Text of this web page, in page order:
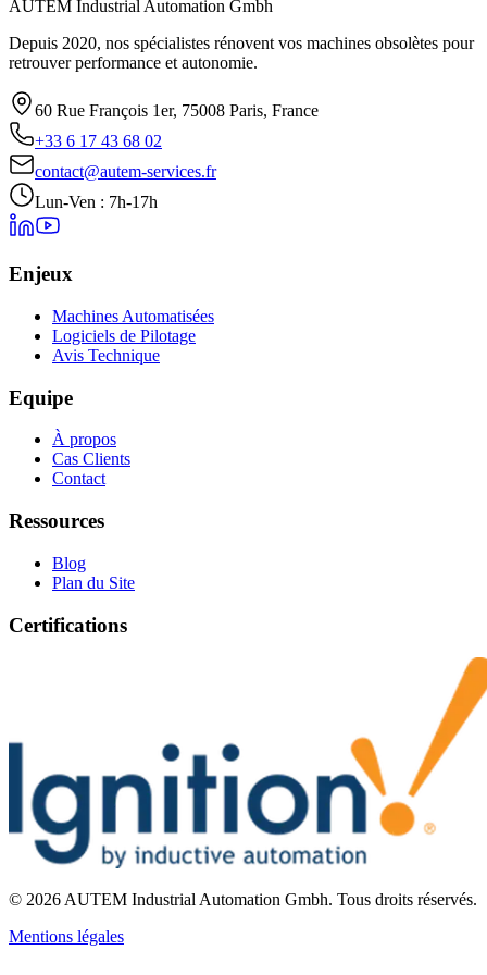
AUTEM Industrial Automation Gmbh
Depuis 2020, nos spécialistes rénovent vos machines obsolètes pour
retrouver performance et autonomie.
60 Rue François 1er, 75008 Paris, France
+33 6 17 43 68 02
contact@autem-services.fr
Lun-Ven : 7h-17h
Enjeux
Machines Automatisées
Logiciels de Pilotage
Avis Technique
Equipe
À propos
Cas Clients
Contact
Ressources
Blog
Plan du Site
Certifications
© 2026 AUTEM Industrial Automation Gmbh. Tous droits réservés.
Mentions légales